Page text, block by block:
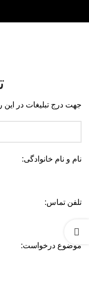
جهت درج تبلیغات در این
نام و نام خانوادگی:
تلفن تماس:
موضوع درخواست: